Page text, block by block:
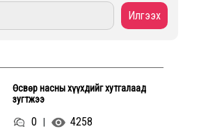
Өсвөр насны хүүхдийг хутгалаад
зугтжээ
0 | 4258